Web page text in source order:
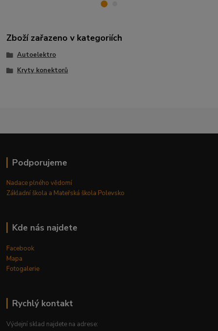
Zboží zařazeno v kategoriích
Autoelektro
Kryty konektorů
Podporujeme
Nadace plného vědomí
Základní škola a Mateřská škola Polevsko
Kde nás najdete
Facebook
Mapa
Fotogalerie
Rychlý kontakt
Výdejní sklad najdete na adrese: